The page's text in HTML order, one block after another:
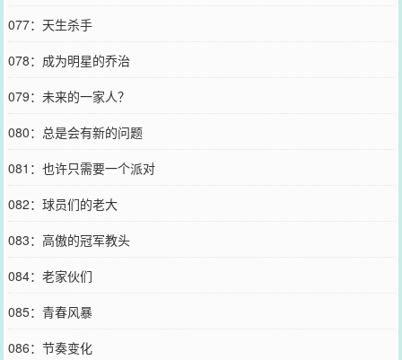
077：天生杀手
078：成为明星的乔治
079：未来的一家人？
080：总是会有新的问题
081：也许只需要一个派对
082：球员们的老大
083：高傲的冠军教头
084：老家伙们
085：青春风暴
086：节奏变化